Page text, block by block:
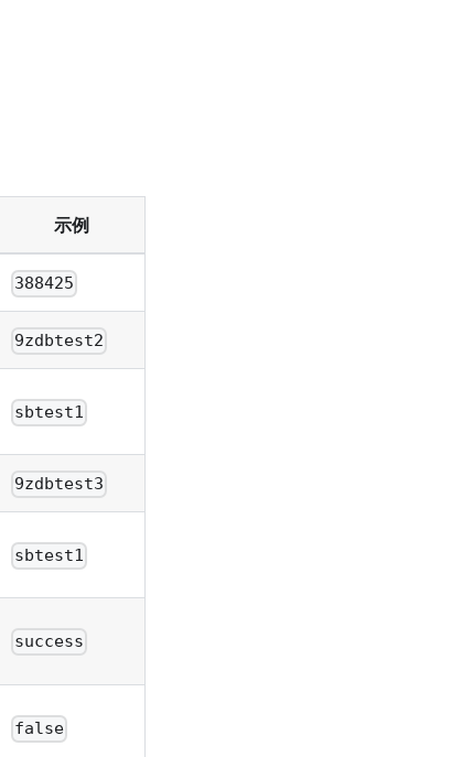
示例
388425
9zdbtest2
sbtest1
9zdbtest3
sbtest1
success
false